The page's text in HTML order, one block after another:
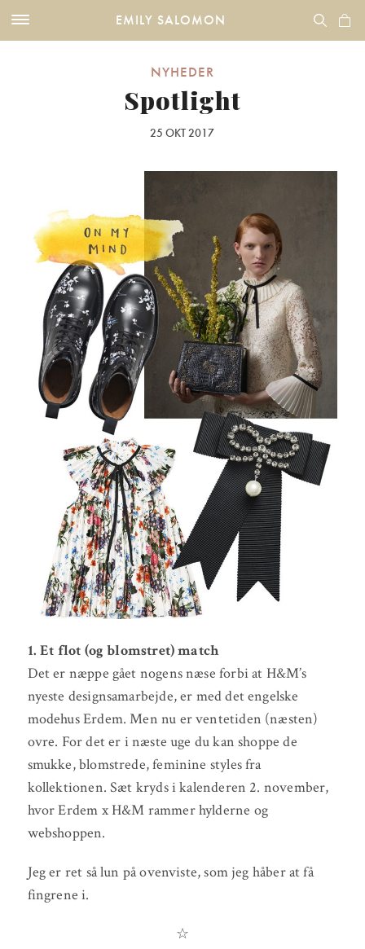
EMILY SALOMON
NYHEDER
Spotlight
25 OKT 2017
1. Et flot (og blomstret) match
Det er næppe gået nogens næse forbi at H&M’s
nyeste designsamarbejde, er med det engelske
modehus Erdem. Men nu er ventetiden (næsten)
ovre. For det er i næste uge du kan shoppe de
smukke, blomstrede, feminine styles fra
kollektionen. Sæt kryds i kalenderen 2. november,
hvor Erdem x H&M rammer hylderne og
webshoppen.
Jeg er ret så lun på ovenviste, som jeg håber at få
fingrene i.
☆